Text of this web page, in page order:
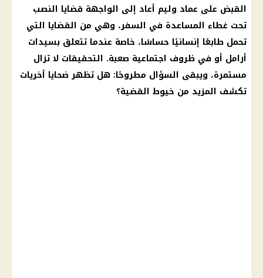
القبض على عماد وليم أعاد إلى الواجهة قضايا النصب
تحت غطاء المساعدة في السفر، وهي من القضايا التي
تحمل طابعًا إنسانيًا حساسًا، خاصة عندما تتعلق بسيدات
أرامل أو في ظروف اجتماعية صعبة. التحقيقات لا تزال
مستمرة، ويبقى السؤال مطروحًا: هل تظهر ضحايا أخريات
تكشف المزيد من خيوط القضية؟